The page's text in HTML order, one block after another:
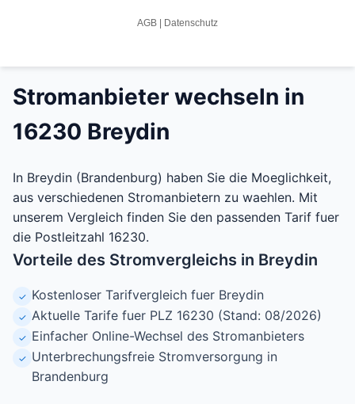
Stromanbieter wechseln in
16230 Breydin
In Breydin (Brandenburg) haben Sie die Moeglichkeit,
aus verschiedenen Stromanbietern zu waehlen. Mit
unserem Vergleich finden Sie den passenden Tarif fuer
die Postleitzahl 16230.
Vorteile des Stromvergleichs in Breydin
✓ Kostenloser Tarifvergleich fuer Breydin
✓ Aktuelle Tarife fuer PLZ 16230 (Stand: 08/2026)
✓ Einfacher Online-Wechsel des Stromanbieters
✓ Unterbrechungsfreie Stromversorgung in
Brandenburg